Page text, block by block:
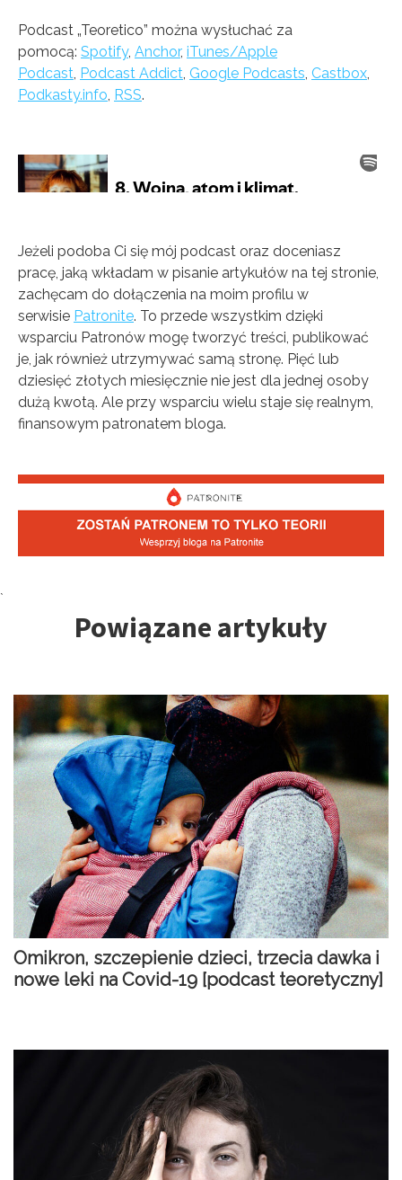
Podcast „Teoretico” można wysłuchać za
pomocą: Spotify, Anchor, iTunes/Apple
Podcast, Podcast Addict, Google Podcasts, Castbox,
Podkasty.info, RSS.
Jeżeli podoba Ci się mój podcast oraz doceniasz
pracę, jaką wkładam w pisanie artykułów na tej stronie,
zachęcam do dołączenia na moim profilu w
serwisie Patronite. To przede wszystkim dzięki
wsparciu Patronów mogę tworzyć treści, publikować
je, jak również utrzymywać samą stronę. Pięć lub
dziesięć złotych miesięcznie nie jest dla jednej osoby
dużą kwotą. Ale przy wsparciu wielu staje się realnym,
finansowym patronatem bloga.
`
Powiązane artykuły
Omikron, szczepienie dzieci, trzecia dawka i
nowe leki na Covid-19 [podcast teoretyczny]